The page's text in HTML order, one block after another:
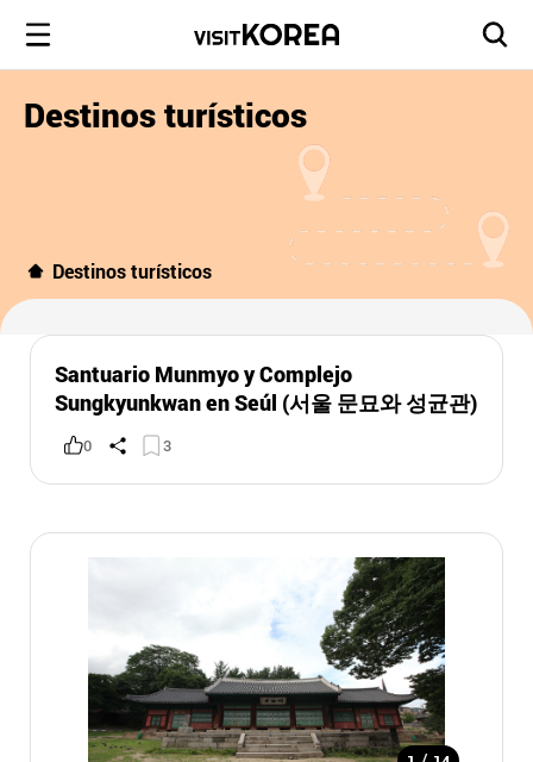
Destinos turísticos
Destinos turísticos
Santuario Munmyo y Complejo
Sungkyunkwan en Seúl (서울 문묘와 성균관)
0 3